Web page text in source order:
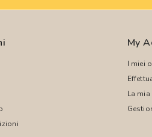
My
I miei
La